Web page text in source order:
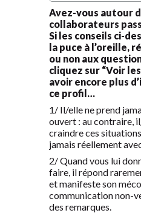
Avez-vous autour
collaborateurs
Si les conseils ci-
la puce à l’oreille,
ou non aux
cliquez sur “Voir
avoir encore plus
ce profil…
1/ Il/elle ne prend
ouvert : au contraire,
craindre ces
jamais réellement
2/ Quand vous lui
faire, il répond
et manifeste son
communication non-
des remarques.